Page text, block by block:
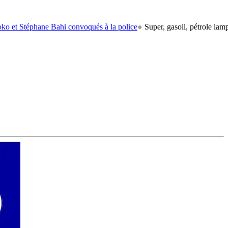
Bahi convoqués à la police ● Super, gasoil, pétrole lampant: le